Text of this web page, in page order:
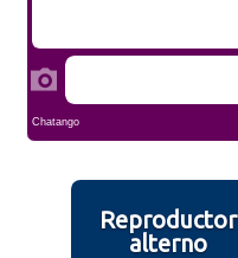
Reproductor
alterno